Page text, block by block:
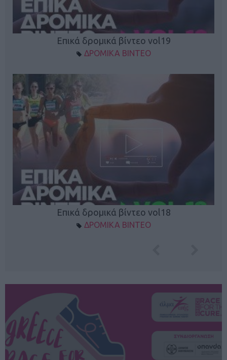
Επικά δρομικά βίντεο vol19
ΔΡΟΜΙΚΑ ΒΙΝΤΕΟ
Επικά δρομικά βίντεο vol18
ΔΡΟΜΙΚΑ ΒΙΝΤΕΟ